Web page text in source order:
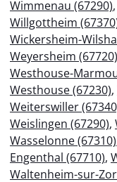
Wimmenau (67290),
Willgottheim
Wickersheim-
Weyersheim (67720)
Westhouse-
Westhouse (67230),
Weiterswiller
Weislingen (67290),
Wasselonne (67310)
Engenthal (67710),
Waltenheim-sur-